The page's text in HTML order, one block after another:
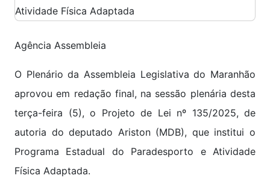
Agência Assembleia
O Plenário da Assembleia Legislativa do Maranhão
aprovou em redação final, na sessão plenária desta
terça-feira (5), o Projeto de Lei nº 135/2025, de
autoria do deputado Ariston (MDB), que institui o
Programa Estadual do Paradesporto e Atividade
Física Adaptada.